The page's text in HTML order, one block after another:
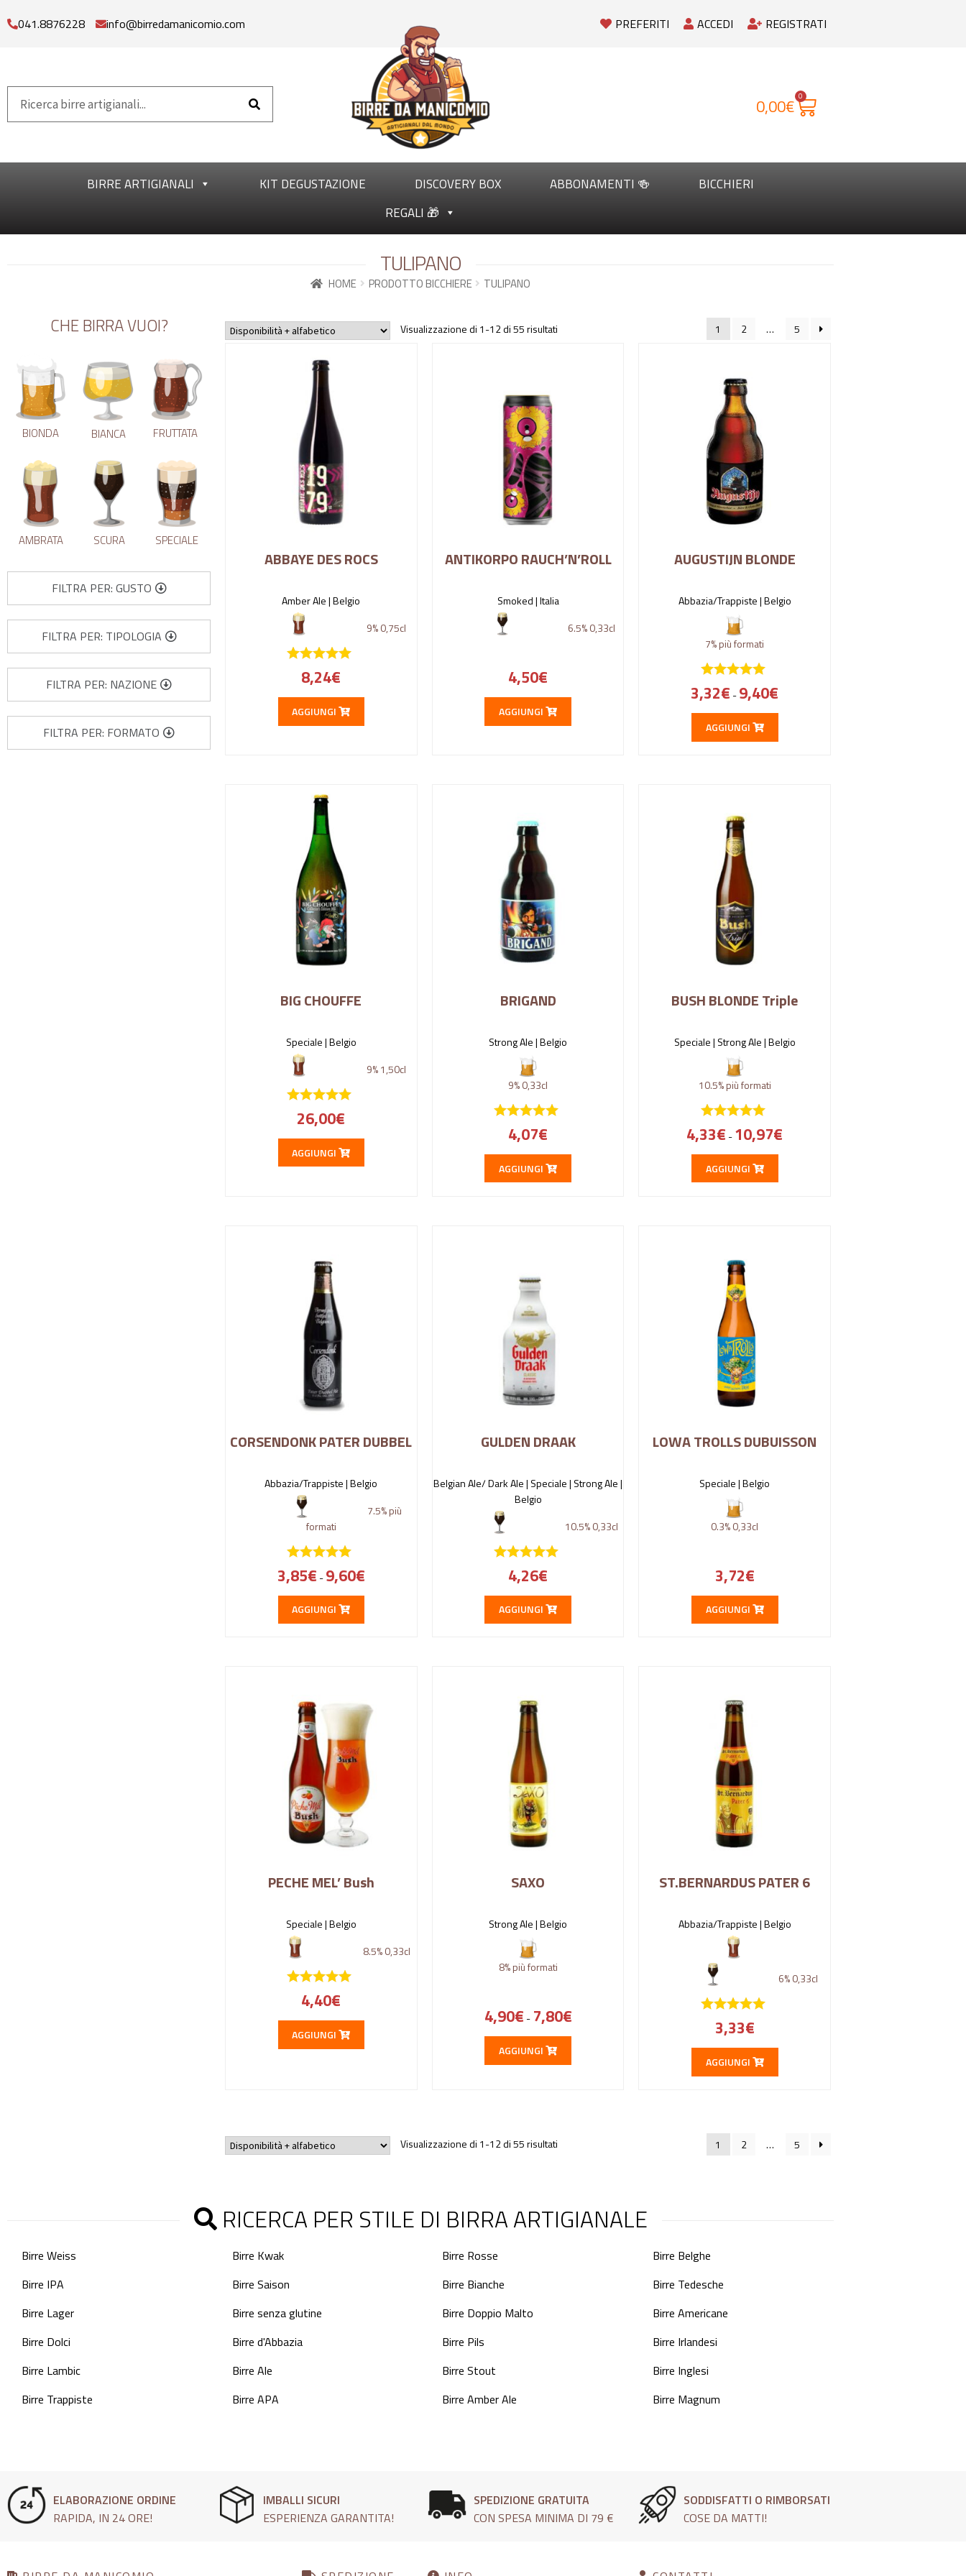
041.8876228 info@birredamanicomio.com PREFERITI ACCEDI REGISTRATI
0,00€ 0
BIRRE ARTIGIANALI KIT DEGUSTAZIONE DISCOVERY BOX ABBONAMENTI 🍻
BICCHIERI
REGALI 🎁
TULIPANO
HOME PRODOTTO BICCHIERE TULIPANO
CHE BIRRA VUOI?
BIONDA BIANCA FRUTTATA
AMBRATA SCURA SPECIALE
FILTRA PER: GUSTO
FILTRA PER: TIPOLOGIA
FILTRA PER: NAZIONE
FILTRA PER: FORMATO
Visualizzazione di 1-12 di 55 risultati 1 2 … 5
ABBAYE DES ROCS
Amber Ale |Belgio
9%0,75cl
8,24€
AGGIUNGI
ANTIKORPO RAUCH’N’ROLL
Smoked |Italia
6.5%0,33cl
4,50€
AGGIUNGI
AUGUSTIJN BLONDE
Abbazia/Trappiste |Belgio
7%più formati
3,32€ -9,40€
AGGIUNGI
BIG CHOUFFE
Speciale |Belgio
9%1,50cl
26,00€
AGGIUNGI
BRIGAND
Strong Ale |Belgio
9%0,33cl
4,07€
AGGIUNGI
BUSH BLONDE Triple
Speciale | Strong Ale |Belgio
10.5%più formati
4,33€ -10,97€
AGGIUNGI
CORSENDONK PATER DUBBEL
Abbazia/Trappiste |Belgio
7.5%più
formati
3,85€ -9,60€
AGGIUNGI
GULDEN DRAAK
Belgian Ale/ Dark Ale | Speciale | Strong Ale |
Belgio
10.5%0,33cl
4,26€
AGGIUNGI
LOWA TROLLS DUBUISSON
Speciale |Belgio
0.3%0,33cl
3,72€
AGGIUNGI
PECHE MEL’ Bush
Speciale |Belgio
8.5%0,33cl
4,40€
AGGIUNGI
SAXO
Strong Ale |Belgio
8%più formati
4,90€ - 7,80€
AGGIUNGI
ST.BERNARDUS PATER 6
Abbazia/Trappiste |Belgio
6%0,33cl
3,33€
AGGIUNGI
Visualizzazione di 1-12 di 55 risultati 1 2 … 5
RICERCA PER STILE DI BIRRA ARTIGIANALE
Birre Weiss
Birre IPA
Birre Lager
Birre Dolci
Birre Lambic
Birre Trappiste
Birre Kwak
Birre Saison
Birre senza glutine
Birre d'Abbazia
Birre Ale
Birre APA
Birre Rosse
Birre Bianche
Birre Doppio Malto
Birre Pils
Birre Stout
Birre Amber Ale
Birre Belghe
Birre Tedesche
Birre Americane
Birre Irlandesi
Birre Inglesi
Birre Magnum
ELABORAZIONE ORDINE
RAPIDA, IN 24 ORE!
IMBALLI SICURI
ESPERIENZA GARANTITA!
SPEDIZIONE GRATUITA
CON SPESA MINIMA DI 79 €
SODDISFATTI O RIMBORSATI
COSE DA MATTI!